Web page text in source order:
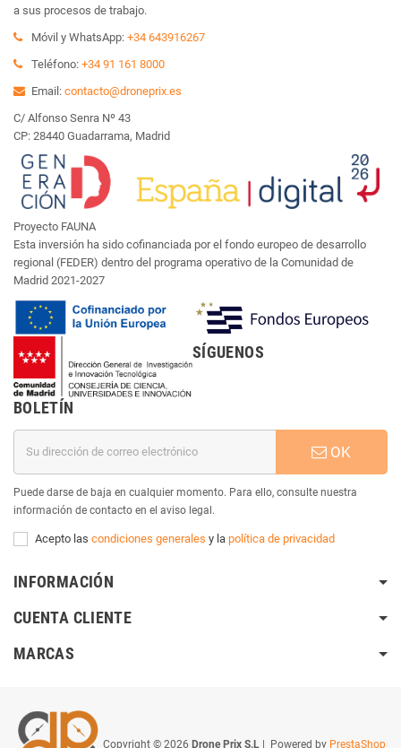
a sus procesos de trabajo.
Móvil y WhatsApp: +34 643916267
Teléfono: +34 91 161 8000
Email: contacto@droneprix.es
C/ Alfonso Senra Nº 43
CP: 28440 Guadarrama, Madrid
Proyecto FAUNA
Esta inversión ha sido cofinanciada por el fondo europeo de desarrollo
regional (FEDER) dentro del programa operativo de la Comunidad de
Madrid 2021-2027
SÍGUENOS
BOLETÍN
OK
Puede darse de baja en cualquier momento. Para ello, consulte nuestra
información de contacto en el aviso legal.
Acepto las condiciones generales y la política de privacidad
INFORMACIÓN
CUENTA CLIENTE
MARCAS
Copyright © 2026 Drone Prix S.L | Powered by PrestaShop